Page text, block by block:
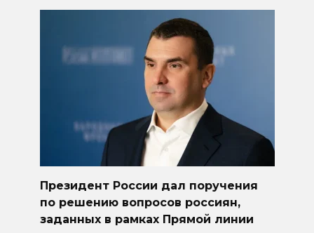
Президент России дал поручения
по решению вопросов россиян,
заданных в рамках Прямой линии